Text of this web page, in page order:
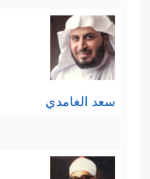
سعد الغامدي